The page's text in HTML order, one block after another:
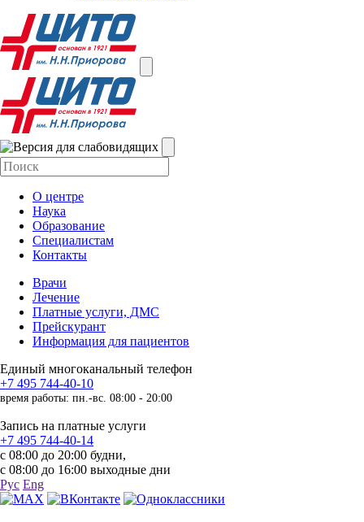
О центре
Наука
Образование
Специалистам
Контакты
Врачи
Лечение
Платные услуги, ДМС
Прейскурант
Информация для пациентов
Единый многоканальный телефон
+7 495 744-40-10
время работы: пн.-вс. 08:00 - 20:00
Запись на платные услуги
+7 495 744-40-14
с 08:00 до 20:00 будни,
с 08:00 до 16:00 выходные дни
Рус Eng